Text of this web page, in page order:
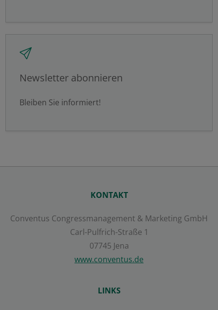
Newsletter abonnieren
Bleiben Sie informiert!
KONTAKT
Conventus Congressmanagement & Marketing GmbH
Carl-Pulfrich-Straße 1
07745 Jena
www.conventus.de
LINKS